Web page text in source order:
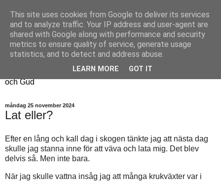
Fyren
Fyren finns för att sprida ljus i mörkret
För att påminna om guldkanterna i tillvaron
Här samsas jakt, hantverk, odling, och andra tankar om livet
och Gud
måndag 25 november 2024
Lat eller?
Efter en lång och kall dag i skogen tänkte jag att nästa dag
skulle jag stanna inne för att väva och lata mig. Det blev
delvis så. Men inte bara.
När jag skulle vattna insåg jag att många krukväxter var i
This site uses cookies from Google to deliver its services
and to analyze traffic. Your IP address and user-agent are
shared with Google along with performance and security
metrics to ensure quality of service, generate usage
statistics, and to detect and address abuse.
LEARN MORE GOT IT